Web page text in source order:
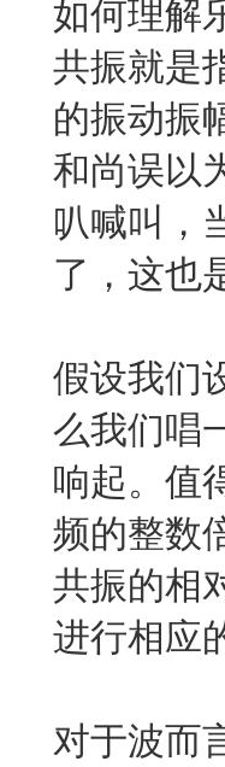
如何理解
共振就是
的振动振
和尚误以
叭喊叫，
了，这也
假设我们
么我们唱
响起。值
频的整数
共振的相
进行相应
对于波而